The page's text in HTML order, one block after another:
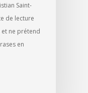
Saint-
de lecture
ne prétend
en